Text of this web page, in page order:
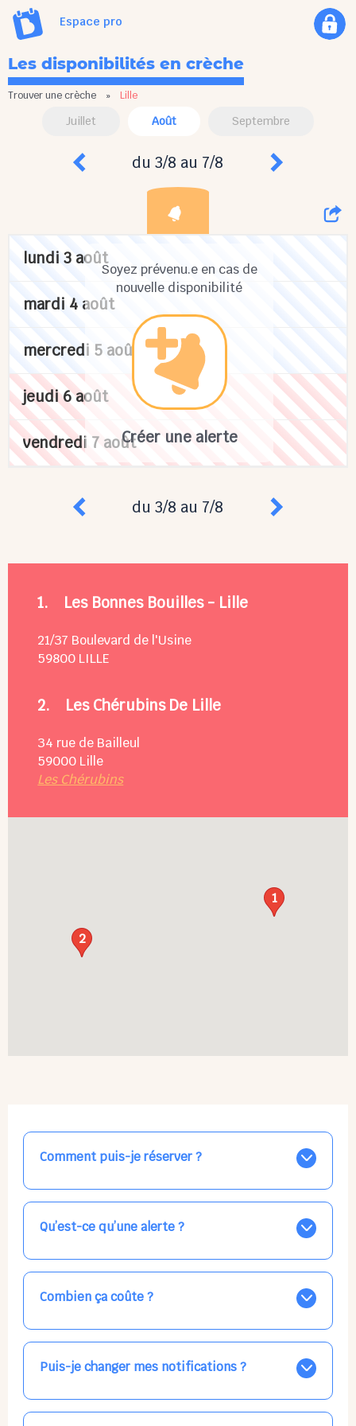
Espace pro
Les disponibilités en crèche
Trouver une crèche » Lille
Juillet Août Septembre
du 3/8 au 7/8
Soyez prévenu.e en cas de
nouvelle disponibilité
Créer une alerte
lundi 3 août
mardi 4 août
mercredi 5 août
jeudi 6 août
vendredi 7 août
du 3/8 au 7/8
1. Les Bonnes Bouilles - Lille
21/37 Boulevard de l'Usine
59800 LILLE
2. Les Chérubins De Lille
34 rue de Bailleul
59000 Lille
Les Chérubins
1
2
Comment puis-je réserver ?
Nos places libres au quotidien sont affichées jour par
jour dans le calendrier ci-dessus, EN BLEU. Tapez sur
celle qui vous intéresse, choisissez vos horaires, et la
confirmation est immédiate ! Vos accueils
Qu’est-ce qu’une alerte ?
Vous avez besoin d'une solution d'accueil pour une
date précise, ou pour un jour régulier dans la semaine,
mais les places disponibles EN BLEU ne correspondent
pas ? Créez une alerte ponctuelle ou récurrente, ainsi
Combien ça coûte ?
Votre accueil est normalement facturé par la direction
de la crèche, en fin de mois, selon votre taux horaire
habituel. N'hésitez pas à confirmer directement avec
l'équipe lors de la prochaine visite !
Puis-je changer mes notifications ?
Dans votre profil (bouton bleu en haut à droite), vous
pouvez choisir de recevoir les alertes et confirmations